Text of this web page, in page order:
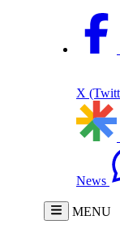
X
News
MENU